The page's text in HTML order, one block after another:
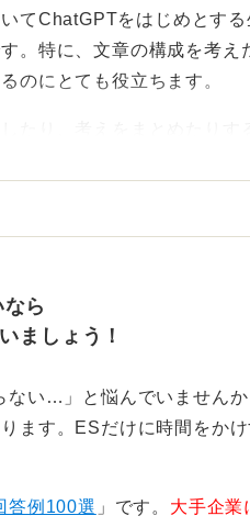
てChatGPTをはじめとす
。特に、文章の構成を考え
のにとても役立ちます。
たり、考えをまとめたりす
）の作成などを丸ごと任せて
です。
りされたときです。「それ
いと、一気に印象が悪くな
その内容は必ず自分のなか
しておく必要があります。
ら
ましょう！
ない…」と悩んでいません
ます。ESだけに時間をか
答例100選 」です。 大手企業